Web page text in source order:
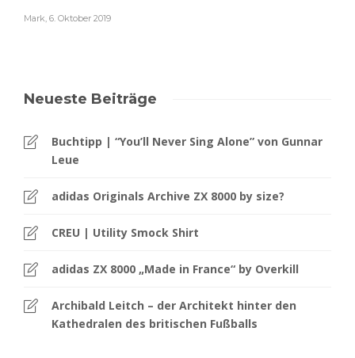
Mark 6. Oktober 2019
Neueste Beiträge
Buchtipp | “You’ll Never Sing Alone” von Gunnar
Leue
adidas Originals Archive ZX 8000 by size?
CREU | Utility Smock Shirt
adidas ZX 8000 „Made in France“ by Overkill
Archibald Leitch – der Architekt hinter den
Kathedralen des britischen Fußballs